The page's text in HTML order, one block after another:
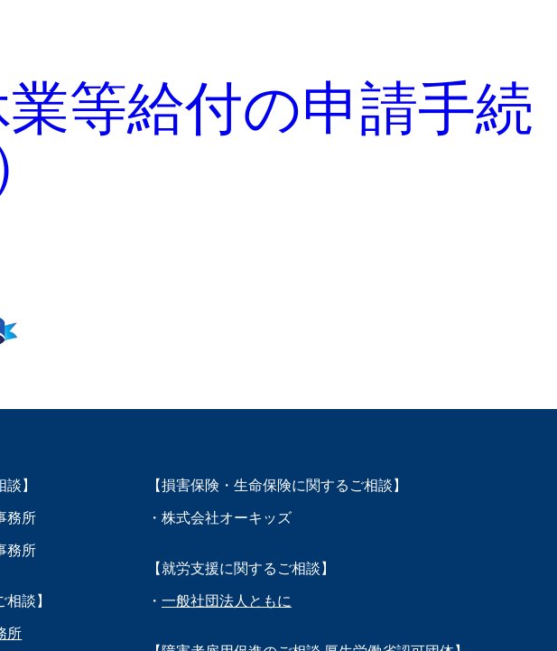
等給付の申請手続
】
務所
務所
談】
所
【損害保険・生命保険に関するご相談】
・株式会社オーキッズ
【就労支援に関するご相談】
・ 一般社団法人ともに